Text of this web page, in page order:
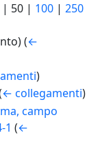
| 50 | 100 | 250
(←
)
← collegamenti)
campo
1 (←